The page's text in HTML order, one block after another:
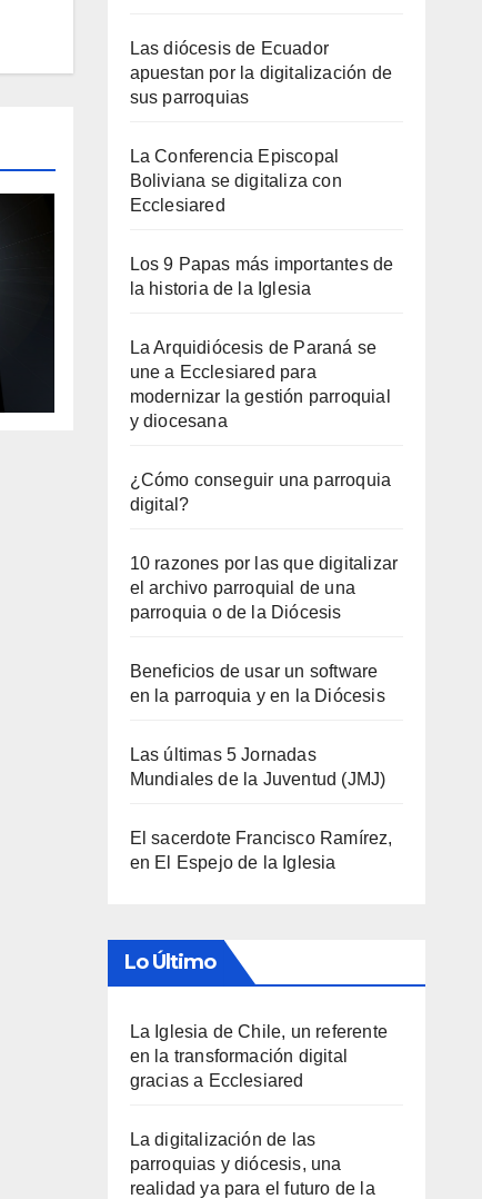
Las diócesis de Ecuador
apuestan por la digitalización de
sus parroquias
La Conferencia Episcopal
Boliviana se digitaliza con
Ecclesiared
Los 9 Papas más importantes de
la historia de la Iglesia
La Arquidiócesis de Paraná se
une a Ecclesiared para
modernizar la gestión parroquial
y diocesana
¿Cómo conseguir una parroquia
digital?
10 razones por las que digitalizar
el archivo parroquial de una
parroquia o de la Diócesis
Beneficios de usar un software
en la parroquia y en la Diócesis
Las últimas 5 Jornadas
Mundiales de la Juventud (JMJ)
El sacerdote Francisco Ramírez,
en El Espejo de la Iglesia
Lo Último
La Iglesia de Chile, un referente
en la transformación digital
gracias a Ecclesiared
La digitalización de las
parroquias y diócesis, una
realidad ya para el futuro de la